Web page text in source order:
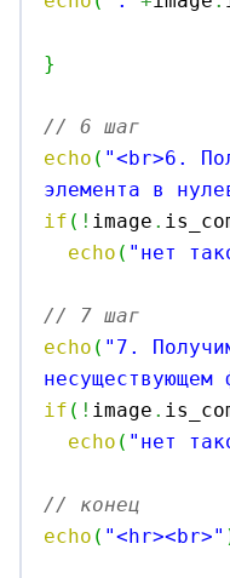
}
// 6 шаг
echo ( "<br>6.
элемента в
if ( ! image .
echo ( "нет
// 7 шаг
echo ( "7.
if ( ! image .
echo ( "нет
// конец
echo ( "<hr><br>"